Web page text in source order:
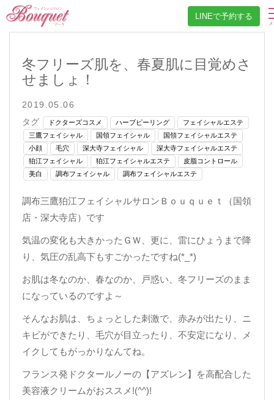
LINEで予約する
冬フリーズ肌を、春夏肌に目覚めさ
せましょ！
2019.05.06
タグ
ドクターズコスメ ハーブピーリング
フェイシャルエステ
三鷹フェイシャル
国領フェイシャル
国領フェイシャルエステ
小顔
毛穴 深大寺フェイシャル
深大寺フェイシャルエステ
狛江フェイシャル
狛江フェイシャルエステ
皮脂コントロール
美白
調布フェイシャル 調布フェイシャルエステ
調布三鷹狛江フェイシャルサロンＢｏｕｑｕｅｔ（国領
店・深大寺店）です
気温の変化も大きかったＧＷ、更に、雷にひょうまで降
り、気圧の乱高下もすごかったですね(*_*)
お肌は冬なのか、春なのか、戸惑い、冬フリーズのまま
になっているのですよ～
そんなお肌は、ちょっとした刺激で、赤みが出たり、ニ
キビができたり、毛穴が目立ったり、不安定になり、メ
イクしてもがっかりなんてね。
フランス発ドクタールノーの【アズレン】を高配合した
美容液クリームがおススメ!(^^)!